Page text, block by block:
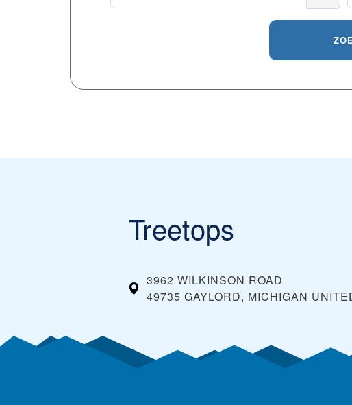
Treetops
3962 WILKINSON ROAD
49735 GAYLORD, MICHIGAN